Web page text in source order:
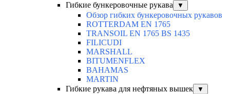
Гибкие бункеровочные рукава
▼
Обзор гибких бункеровочных рукавов
ROTTERDAM EN 1765
TRANSOIL EN 1765 BS 1435
FILICUDI
MARSHALL
BITUMENFLEX
BAHAMAS
MARTIN
Гибкие рукава для нефтяных вышек
▼